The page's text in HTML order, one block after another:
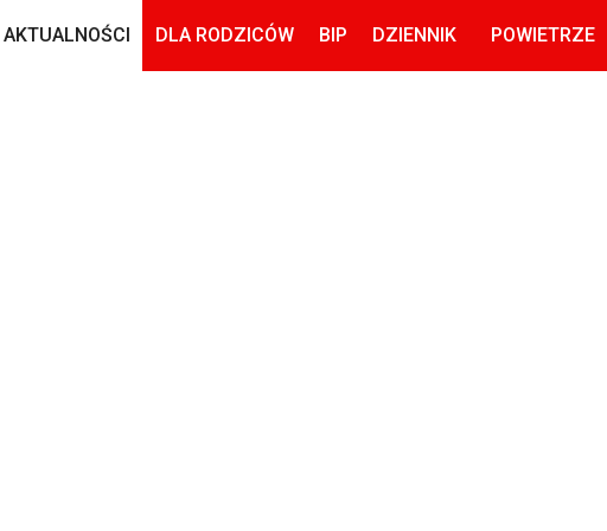
AKTUALNOŚCI DLA RODZICÓW BIP DZIENNIK POWIETRZE